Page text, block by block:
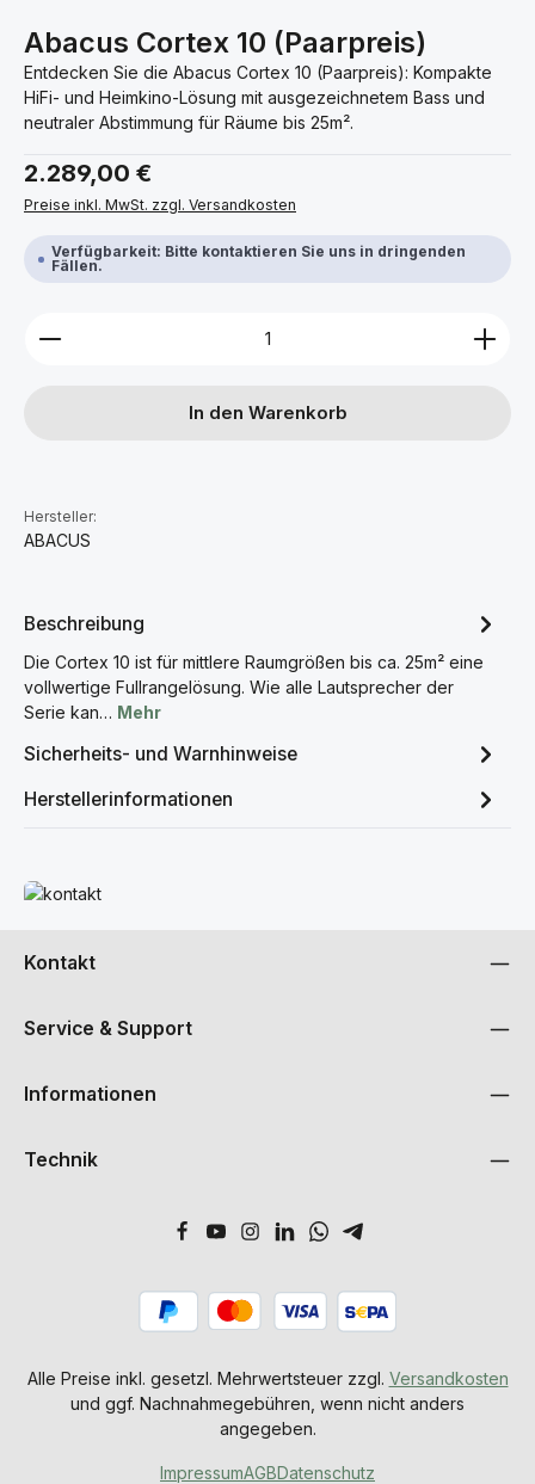
Abacus Cortex 10 (Paarpreis)
Entdecken Sie die Abacus Cortex 10 (Paarpreis): Kompakte
HiFi- und Heimkino-Lösung mit ausgezeichnetem Bass und
neutraler Abstimmung für Räume bis 25m².
Regulärer Preis:
2.289,00 €
Preise inkl. MwSt. zzgl. Versandkosten
Verfügbarkeit: Bitte kontaktieren Sie uns in dringenden
Fällen.
Produkt Anzahl: Gib den gewünschten Wert ein
In den Warenkorb
Hersteller:
ABACUS
Beschreibung
Die Cortex 10 ist für mittlere Raumgrößen bis ca. 25m² eine
vollwertige Fullrangelösung. Wie alle Lautsprecher der
Serie kan… Mehr
Sicherheits- und Warnhinweise
Herstellerinformationen
Mehr erfahren
Kontakt
Service & Support
Informationen
Technik
Alle Preise inkl. gesetzl. Mehrwertsteuer zzgl. Versandkosten
und ggf. Nachnahmegebühren, wenn nicht anders
angegeben.
ImpressumAGBDatenschutz